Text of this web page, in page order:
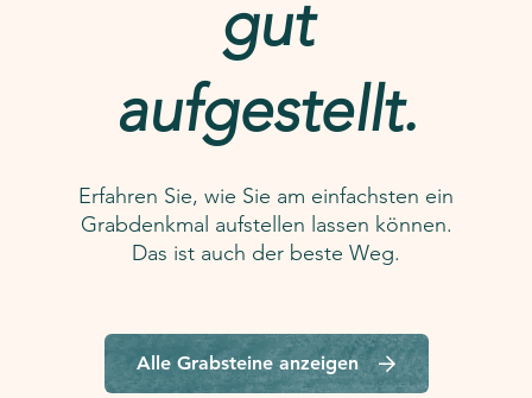
gut
aufgestellt.
Erfahren Sie, wie Sie am einfachsten ein
Grabdenkmal aufstellen lassen können.
Das ist auch der beste Weg.
Alle Grabsteine anzeigen